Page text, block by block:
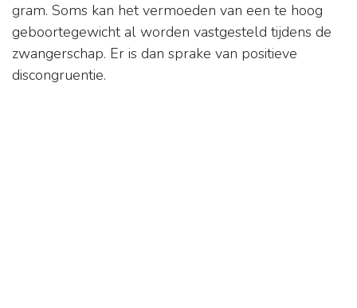
gram. Soms kan het vermoeden van een te hoog
geboortegewicht al worden vastgesteld tijdens de
zwangerschap. Er is dan sprake van positieve
discongruentie.